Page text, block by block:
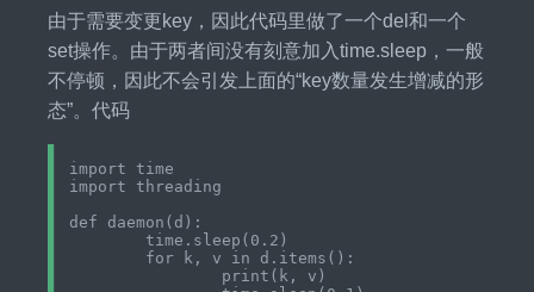
由于需要变更key，因此代码里做了一个del和一个
set操作。由于两者间没有刻意加入time.sleep，一般
不停顿，因此不会引发上面的“key数量发生增减的形
态”。代码
import time
import threading
def daemon(d):